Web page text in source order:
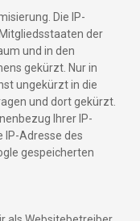
Die IP-
der
und in den
gekürzt. Nur in
ungekürzt in die
und dort gekürzt.
Ihrer IP-
IP-Adresse des
gespeicherten